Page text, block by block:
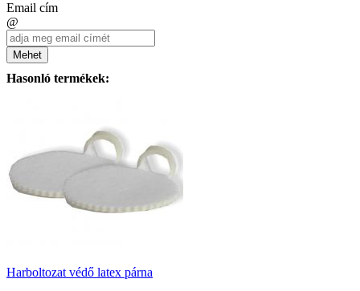
Email cím
@
Mehet
Hasonló termékek:
Harboltozat védő latex párna